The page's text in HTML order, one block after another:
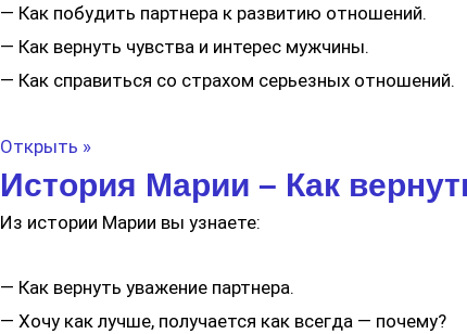
— Как побудить партнера к развитию отношений.
— Как вернуть чувства и интерес мужчины.
— Как справиться со страхом серьезных отношений.
Открыть »
История Марии – Как
Из истории Марии вы узнаете:
— Как вернуть уважение партнера.
— Хочу как лучше, получается как всегда — почему?